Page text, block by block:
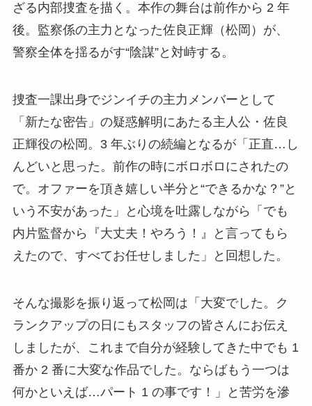
ざる内部捜査を描く。本作の舞台は前作から 2 年
後。監察係の主力となった佐良正輝（松岡）が、
警察全体を揺るがす“陰謀”と対峙する。
捜査一課出身でジンイチの主力メンバーとして
「新たな密告」の疑惑解明にあたる主人公・佐良
正輝役の松岡。3 年ぶりの続編となるが「正直…し
んどいと思った。前作の時にボロボロにされたの
で。オファーを頂き嬉しい半分と“できるかな？”と
いう不安があった」と心境を吐露しながら「でも
内片監督から『大丈夫！やろう！』と言ってもら
えたので、すべてお任せしました」と回想した。
そんな撮影を振り返って松岡は「大変でした。ク
ランクアップの日にもスタッフの皆さんにお伝え
しましたが、これまで自分が経験してきた中でも 1
番か 2 番に大変な作品でした。ならばもう一つは
何かといえば…パート 1 の事です！」と苦労を滲